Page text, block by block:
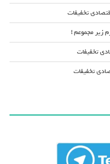
تخفیفات
زیر مجموعم !
تخفیفات
تخفیفات